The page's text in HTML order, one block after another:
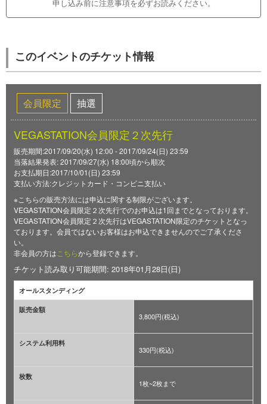
申し込み前に注意事項を必ずお読みください。
このイベントのチケット情報
会員限定 抽選
VEGASTATION会員限定２次先行
販売期間:2017/09/20(水) 12:00 - 2017/09/24(日) 23:59
当落結果発表: 2017/09/27(水) 18:00頃から順次
お支払期日:2017/10/01(日) 23:59
支払い方法:クレジットカード・コンビニ支払い
※こちらの販売方法には申込に関する制限がございます。
VEGASTATION会員限定２次先行でのお申込は1回までとなっております。
VEGASTATION会員限定２次先行はVEGASTATION限定のチケットとなっ
ております。会員ではないお客様はお申込できませんのでご了承くださ
い。
非会員の方は こちらから登録できます。
チケット読み取り可能期間: 2018年01月28日(日)
オールスタンディング
販売金額
3,800円(税込)
システム利用料
330円(税込)
枚数
1枚~2枚まで